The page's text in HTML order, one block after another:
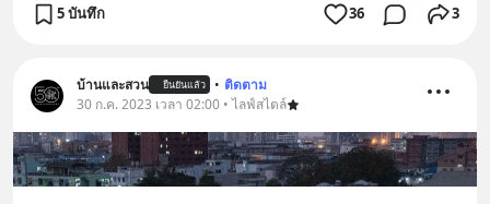
5 บันทึก 36 3
บ้านและสวน ยืนยันแล้ว • ติดตาม
30 ก.ค. 2023 เวลา 02:00 • ไลฟ์สไตล์